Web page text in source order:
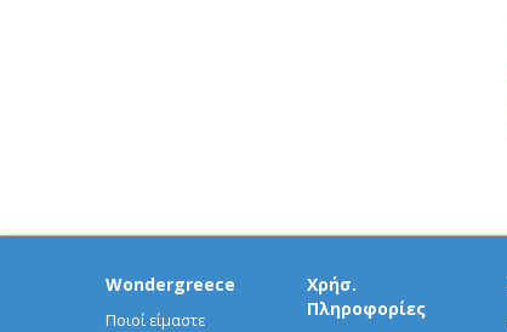
Wondergreece
Ποιοί είμαστε
Χρήσ.
Πληροφορίες